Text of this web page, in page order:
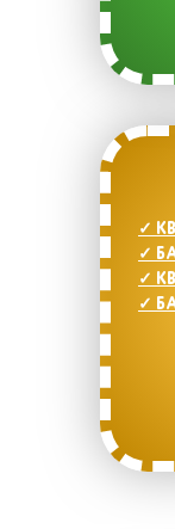
✓
✓
✓
✓